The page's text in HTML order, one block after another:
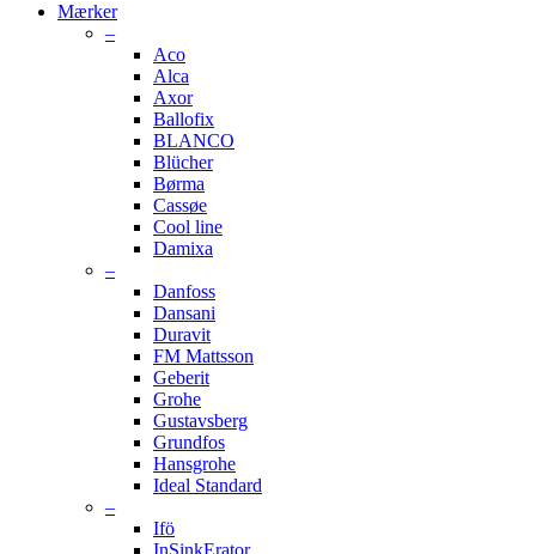
Mærker
–
Aco
Alca
Axor
Ballofix
BLANCO
Blücher
Børma
Cassøe
Cool line
Damixa
–
Danfoss
Dansani
Duravit
FM Mattsson
Geberit
Grohe
Gustavsberg
Grundfos
Hansgrohe
Ideal Standard
–
Ifö
InSinkErator